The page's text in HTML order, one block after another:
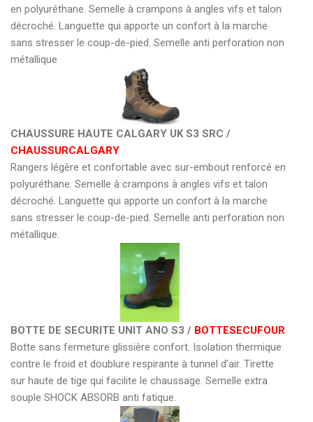
en polyuréthane. Semelle à crampons à angles vifs et talon
décroché. Languette qui apporte un confort à la marche
sans stresser le coup-de-pied. Semelle anti perforation non
métallique
CHAUSSURE HAUTE CALGARY UK S3 SRC /
CHAUSSURCALGARY
Rangers légère et confortable avec sur-embout renforcé en
polyuréthane. Semelle à crampons à angles vifs et talon
décroché. Languette qui apporte un confort à la marche
sans stresser le coup-de-pied. Semelle anti perforation non
métallique.
BOTTE DE SECURITE UNIT ANO S3 / BOTTESECUFOUR
Botte sans fermeture glissière confort. Isolation thermique
contre le froid et doublure respirante à tunnel d’air. Tirette
sur haute de tige qui facilite le chaussage. Semelle extra
souple SHOCK ABSORB anti fatique.